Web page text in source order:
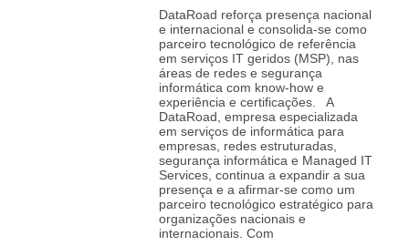
DataRoad reforça presença nacional
e internacional e consolida‑se como
parceiro tecnológico de referência
em serviços IT geridos (MSP), nas
áreas de redes e segurança
informática com know-how e
experiência e certificações. A
DataRoad, empresa especializada
em serviços de informática para
empresas, redes estruturadas,
segurança informática e Managed IT
Services, continua a expandir a sua
presença e a afirmar‑se como um
parceiro tecnológico estratégico para
organizações nacionais e
internacionais. Com